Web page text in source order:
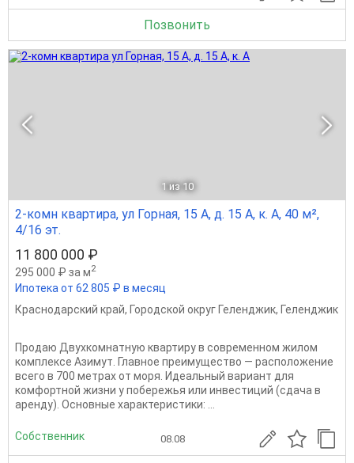
Позвонить
1 из 10
2-комн квартира, ул Горная, 15 А, д. 15 А, к. А, 40 м²,
4/16 эт.
11 800 000 ₽
295 000 ₽ за м2
Ипотека от 62 805 ₽ в месяц
Краснодарский край, Городской округ Геленджик, Геленджик
Продаю Двухкомнатную квартиру в современном жилом
комплексе Азимут. Главное преимущество — расположение
всего в 700 метрах от моря. Идеальный вариант для
комфортной жизни у побережья или инвестиций (сдача в
аренду). Основные характеристики: ...
Собственник 08.08